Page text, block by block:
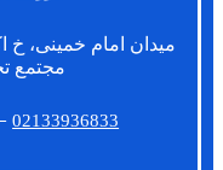
میدان امام خمینی، خ
مجتمع
02133936833